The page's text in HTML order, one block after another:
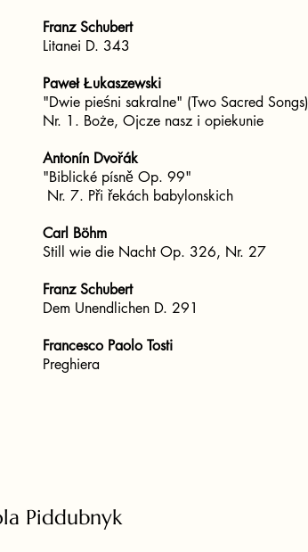
Franz Schubert
Litanei D. 343
Paweł Łukaszewski
"Dwie pieśni sakralne" (Two Sacred Songs)
Nr. 1. Boże, Ojcze nasz i opiekunie
Antonín Dvořák
"Biblické písně Op. 99"
Nr. 7. Při řekách babylonskich
Carl Böhm
Still wie die Nacht Op. 326, Nr. 27
Franz Schubert
Dem Unendlichen D. 291
Francesco Paolo Tosti
Preghiera
Piddubnyk